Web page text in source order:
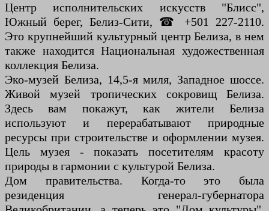
Центр исполнительских искусств "Блисс",
Южный берег, Белиз-Сити, ☎ +501 227-2110.
Это крупнейший культурный центр Белиза, в нем
также находится Национальная художественная
коллекция Белиза.
Эко-музей Белиза, 14,5-я миля, Западное шоссе.
Живой музей тропических сокровищ Белиза.
Здесь вам покажут, как жители Белиза
используют и перерабатывают природные
ресурсы при строительстве и оформлении музея.
Цель музея - показать посетителям красоту
природы в гармонии с культурой Белиза.
Дом правительства. Когда-то это была
резиденция генерал-губернатора